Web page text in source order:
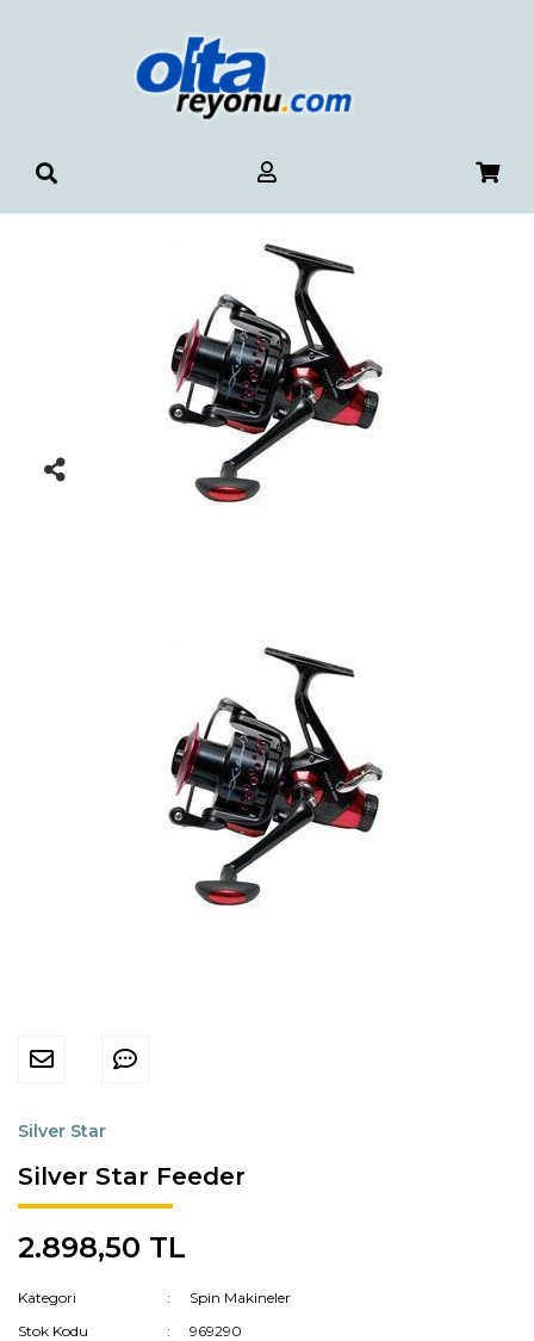
Silver Star
Silver Star Feeder
2.898,50 TL
Kategori
Spin Makineler
Stok Kodu
969290